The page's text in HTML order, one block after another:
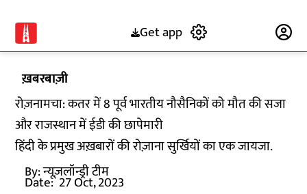
Get app
ख़बरबाज़ी
रोज़नामचा: कतर में 8 पूर्व भारतीय नौसैनिकों को मौत की सजा
और राजस्थान में ईडी की छापेमारी
हिंदी के प्रमुख अख़बारों की रोज़ाना सुर्खियों का एक जायजा.
By:न्यूज़लॉन्ड्री टीम
Date: 27 Oct, 2023